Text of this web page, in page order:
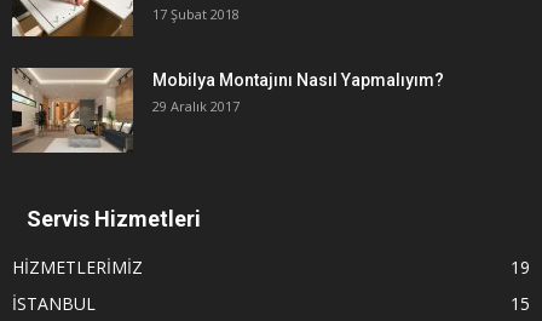
17 Şubat 2018
Mobilya Montajını Nasıl Yapmalıyım?
29 Aralık 2017
Servis Hizmetleri
HİZMETLERİMİZ
19
İSTANBUL
15